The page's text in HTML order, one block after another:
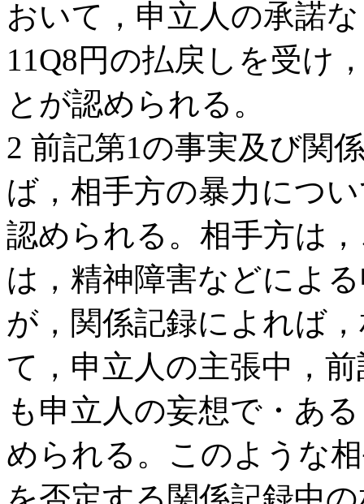
おいて，申立人の承諾
11Q8円の払戻しを受け
とが認められる。
2 前記第1の事実及び関
ば，相手方の暴力につ
認められる。相手方は
は，精神障害などによ
が，関係記録によれば
て，申立人の主張中，
も申立人の妄想で・あ
められる。このような